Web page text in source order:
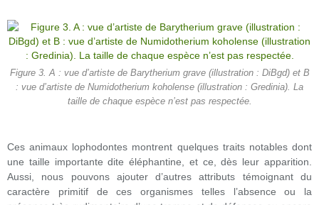
Figure 3. A : vue d’artiste de Barytherium grave (illustration : DiBgd) et B
: vue d’artiste de Numidotherium koholense (illustration : Gredinia). La
taille de chaque espèce n’est pas respectée.
Ces animaux lophodontes montrent quelques traits notables dont
une taille importante dite éléphantine, et ce, dès leur apparition.
Aussi, nous pouvons ajouter d’autres attributs témoignant du
caractère primitif de ces organismes telles l’absence ou la